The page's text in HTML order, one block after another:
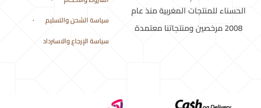
الحسناء للمنتجات المغربية منذ عام
2008 مرخصين ومنتجاتنا معتمدة
سياسة الشحن والتسليم
سياسة الإرجاع والاسترداد